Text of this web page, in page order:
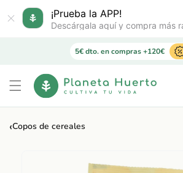
¡Prueba la APP!
Descárgala aquí y compra más
directamente
al contenido
5€ dto. en compras +120€
‹Copos de cereales